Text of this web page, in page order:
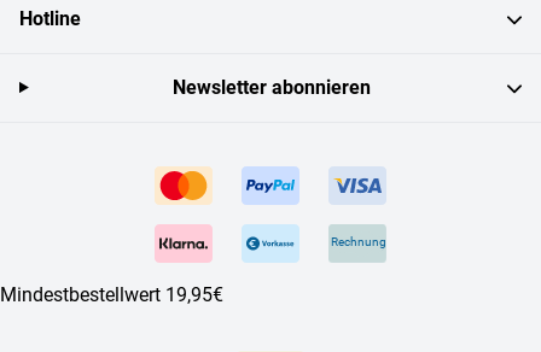
Hotline
Rechnung
Mindestbestellwert 19,95€
Newsletter abonnieren